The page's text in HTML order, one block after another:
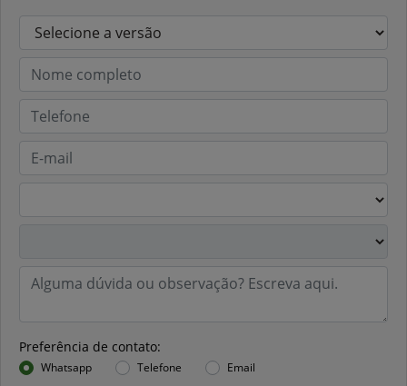
Preferência de contato:
Whatsapp Telefone Email